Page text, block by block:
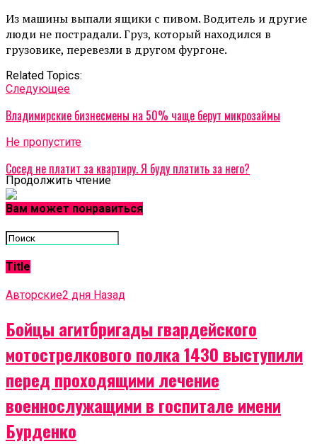
Из машины выпали ящики с пивом. Водитель и другие
люди не пострадали. Груз, который находился в
грузовике, перевезли в другом фургоне.
Related Topics:
Cледующее
Владимирские бизнесмены на 50% чаще берут микрозаймы
Не пропустите
Сосед не платит за квартиру. Я буду платить за него?
Продолжить чтение
Вам может понравиться
Title
Авторские2 дня Назад
Бойцы агитбригады гвардейского
мотострелкового полка 1430 выступили
перед проходящими лечение
военнослужащими в госпитале имени
Бурденко